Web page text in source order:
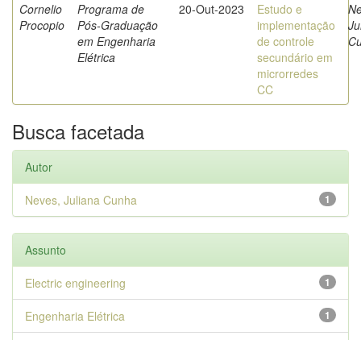
Cornelio
Procopio
Programa de
Pós-Graduação
em Engenharia
Elétrica
20-Out-2023
Estudo e
implementação
de controle
secundário em
microrredes
CC
Busca facetada
Autor
1
Neves, Juliana Cunha
Assunto
1
Electric engineering
1
Engenharia Elétrica